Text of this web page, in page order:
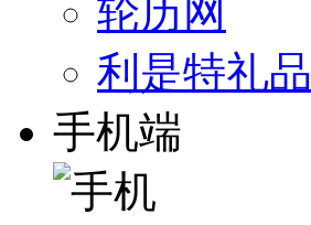
轮历网
利是特礼品
手机端